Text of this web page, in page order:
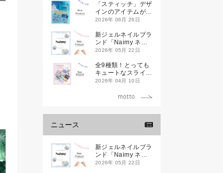
「スティッチ」デザ
インのアイテムが新
登場です
2026年 06月 26日
新ジェルネイルブラ
ンド「Naimy ネイ
ミィ」が誕生します
2026年 05月 22日
全9種類！とっても
キュートなスライダ
ーケースが新登場し
2026年 04月 10日
ニュース
新ジェルネイルブラ
ンド「Naimy ネイ
ミィ」が誕生します
2026年 05月 22日